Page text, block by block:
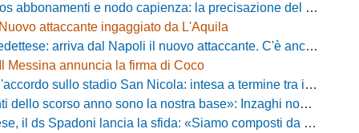
abbonamenti e nodo capienza: la precisazione del club laniero
attaccante ingaggiato da L'Aquila
arriva dal Napoli il nuovo attaccante. C'è anche l'ufficialità
Messina annuncia la firma di Coco
sullo stadio San Nicola: intesa a termine tra il Comune e il club di De Laurentiis
scorso anno sono la nostra base»: Inzaghi non si nasconde e carica l'ambiente
Spadoni lancia la sfida: «Siamo composti da elementi validi con motivazioni altissime»